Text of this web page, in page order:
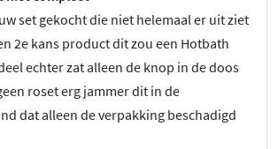
set gekocht die niet helemaal er uit ziet
2e kans product dit zou een Hotbath
echter zat alleen de knop in de doos
roset erg jammer dit in de
dat alleen de verpakking beschadigd